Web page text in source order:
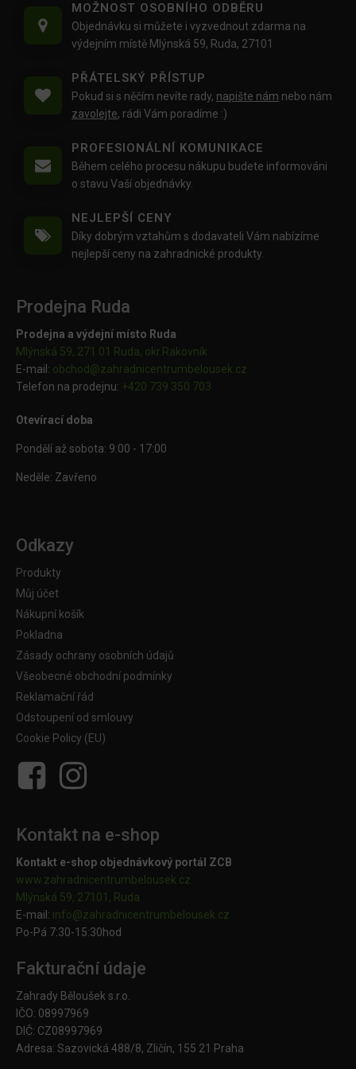
MOŽNOST OSOBNÍHO ODBĚRU
Objednávku si můžete i vyzvednout zdarma na
výdejním místě Mlýnská 59, Ruda, 27101
PŘÁTELSKÝ PŘÍSTUP
Pokud si s něčím nevíte rady, napište nám nebo nám
zavolejte, rádi Vám poradíme :)
PROFESIONÁLNÍ KOMUNIKACE
Během celého procesu nákupu budete informováni
o stavu Vaší objednávky.
NEJLEPŠÍ CENY
Díky dobrým vztahům s dodavateli Vám nabízíme
nejlepší ceny na zahradnické produkty.
Prodejna Ruda
Prodejna a výdejní místo Ruda
Mlýnská 59, 271 01 Ruda, okr.Rakovník
E-mail: obchod@zahradnicentrumbelousek.cz
Telefon na prodejnu: +420 739 350 703
Otevírací doba
Pondělí až sobota: 9:00 - 17:00
Neděle: Zavřeno
Odkazy
Produkty
Můj účet
Nákupní košík
Pokladna
Zásady ochrany osobních údajů
Všeobecné obchodní podmínky
Reklamační řád
Odstoupení od smlouvy
Cookie Policy (EU)
Kontakt na e-shop
Kontakt e-shop objednávkový portál ZCB
www.zahradnicentrumbelousek.cz
Mlýnská 59, 27101, Ruda
E-mail: info@zahradnicentrumbelousek.cz
Po-Pá 7:30-15:30hod
Fakturační údaje
Zahrady Běloušek s.r.o.
IČO: 08997969
DIČ: CZ08997969
Adresa: Sazovická 488/8, Zličín, 155 21 Praha